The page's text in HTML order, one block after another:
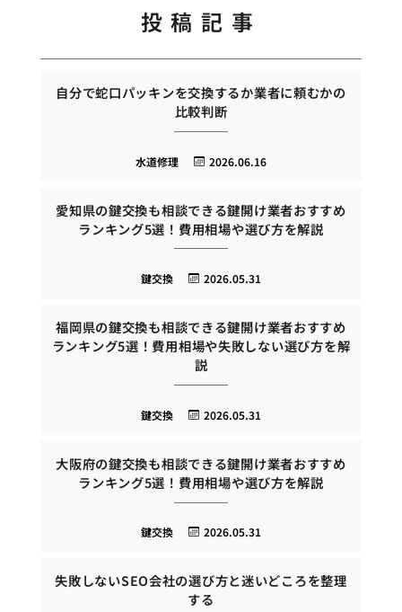
投稿記事
自分で蛇口パッキンを交換するか業者に頼むかの
比較判断
2026.06.16
水道修理
愛知県の鍵交換も相談できる鍵開け業者おすすめ
ランキング5選！費用相場や選び方を解説
2026.05.31
鍵交換
福岡県の鍵交換も相談できる鍵開け業者おすすめ
ランキング5選！費用相場や失敗しない選び方を解
説
2026.05.31
鍵交換
大阪府の鍵交換も相談できる鍵開け業者おすすめ
ランキング5選！費用相場や選び方を解説
2026.05.31
鍵交換
失敗しないSEO会社の選び方と迷いどころを整理
する